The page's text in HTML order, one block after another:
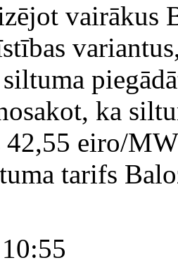
vairākus
ka
42,55 eiro/
tarifs